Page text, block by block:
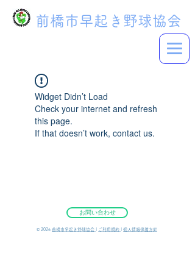
前橋市早起き野球協会
Widget Didn’t Load
Check your internet and refresh
this page.
If that doesn’t work, contact us.
お問い合わせ
©︎ 2026 前橋市早起き野球協会 ご利用規約 個人情報保護方針